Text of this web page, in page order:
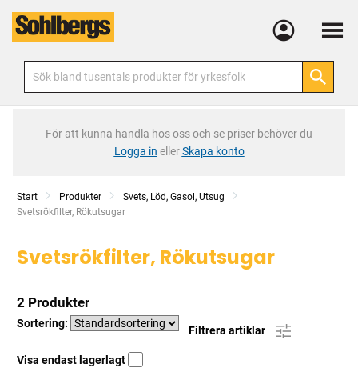
Meny
För att kunna handla hos oss och se priser behöver du
Logga in ellerSkapa konto
Start Produkter
Svets, Löd, Gasol, Utsug
Current:
Svetsrökfilter, Rökutsugar
Svetsrökfilter, Rökutsugar
2 Produkter
Sortering:
Filtrera artiklar
Visa endast lagerlagt